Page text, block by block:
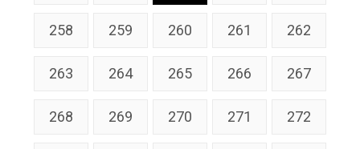
258 259 260 261 262
263 264 265 266 267
268 269 270 271 272